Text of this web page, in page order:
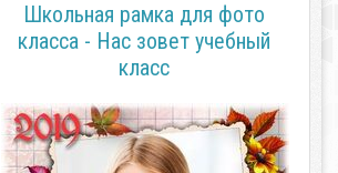
Школьная рамка для фото
класса - Нас зовет учебный
класс